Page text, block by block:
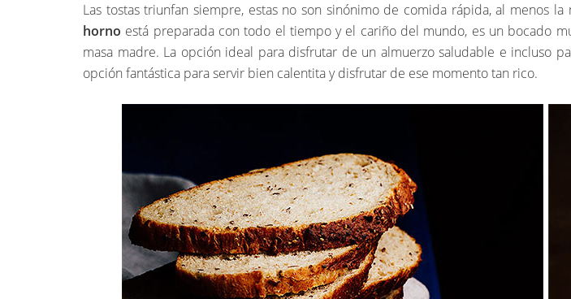
Las tostas triunfan siempre, estas no son sinónimo de comida rápida, al menos
horno está preparada con todo el tiempo y el cariño del mundo, es un bocado
masa madre. La opción ideal para disfrutar de un almuerzo saludable e incluso
opción fantástica para servir bien calentita y disfrutar de ese momento tan rico.